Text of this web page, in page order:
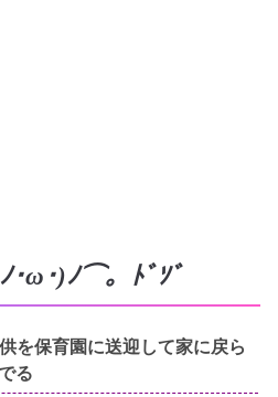
･ω･)ﾉ⌒。ﾄﾞｿﾞ
を保育園に送迎して家に戻ら
る